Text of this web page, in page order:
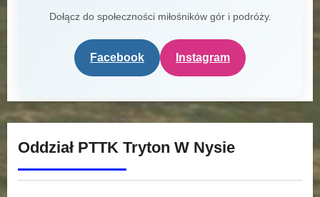
Dołącz do społeczności miłośników gór i podróży.
Facebook Instagram
Oddział PTTK Tryton W Nysie